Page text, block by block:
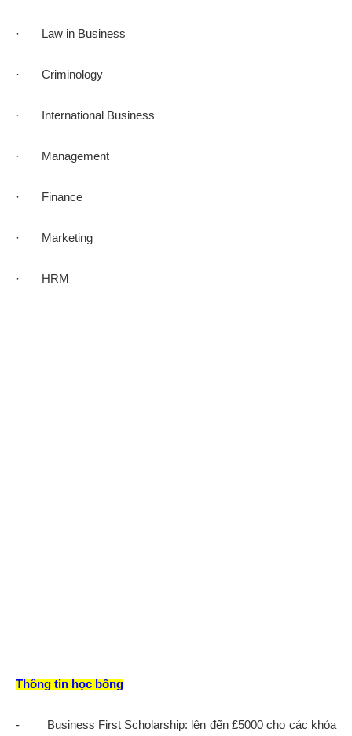
· Law in Business
· Criminology
· International Business
· Management
· Finance
· Marketing
· HRM
Thông tin học bổng
- Business First Scholarship: lên đến £5000 cho các khóa